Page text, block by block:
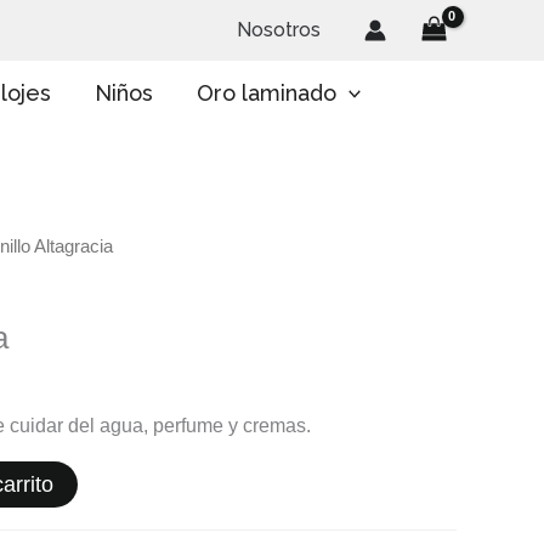
Nosotros
Niños Oro laminado
Altagracia
cuidar del agua, perfume y cremas.